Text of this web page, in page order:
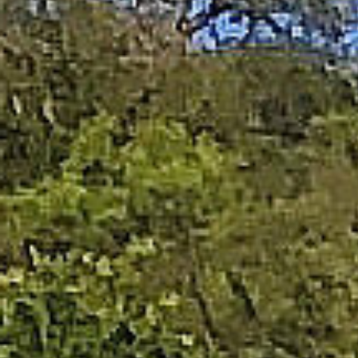
EXTERNE MEDIEN
Um Inhalte von Videoplattformen und Social Media
Plattformen anzeigen zu können, werden von
diesen externen Medien Cookies gesetzt.
YouTube
Vimeo